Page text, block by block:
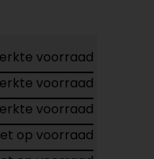
voorraad
voorraad
voorraad
op voorraad